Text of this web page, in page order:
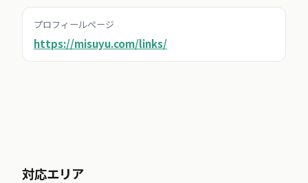
プロフィールページ
https://misuyu.com/links/
対応エリア